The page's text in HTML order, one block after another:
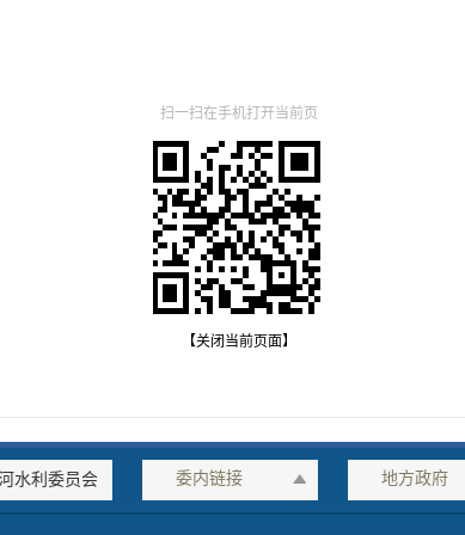
扫一扫在手机打开当前页
【关闭当前页面】
水利委员会 委内链接 地方政府